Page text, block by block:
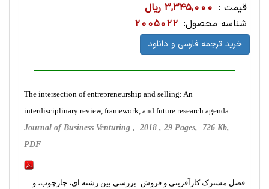
قیمت : 3,345,000 ریال
شناسه محصول: 2005022
خرید ترجمه فارسی و دانلود
The intersection of entrepreneurship and selling: An
interdisciplinary review, framework, and future research agenda
Journal of Business Venturing , 2018 , 29 Pages, 726 Kb,
PDF
فصل مشترک کارآفرینی و فروش: بررسی بین رشته ای، چارچوب، و